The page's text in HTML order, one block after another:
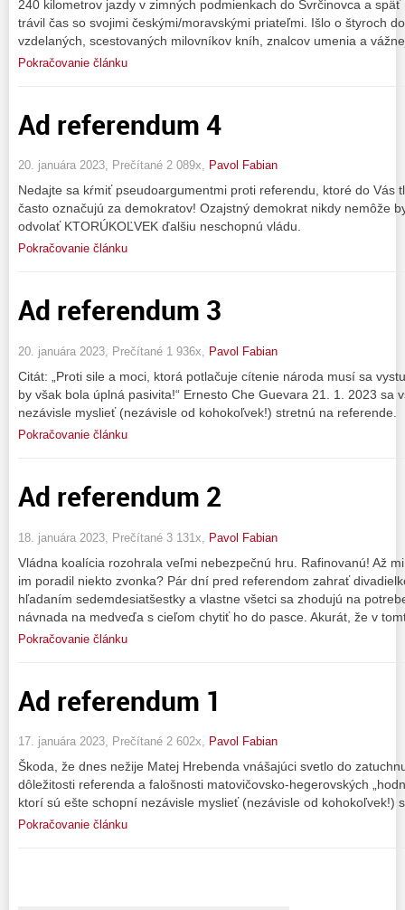
240 kilometrov jazdy v zimných podmienkach do Svrčinovca a
trávil čas so svojimi českými/moravskými priateľmi. Išlo o štyroch
vzdelaných, scestovaných milovníkov kníh, znalcov umenia a
Pokračovanie článku
Ad referendum 4
20. januára 2023, Prečítané 2 089x, Pavol Fabian
Nedajte sa kŕmiť pseudoargumentmi proti referendu, ktoré do Vás
často označujú za demokratov! Ozajstný demokrat nikdy nemôže
odvolať KTORÚKOĽVEK ďalšiu neschopnú vládu.
Pokračovanie článku
Ad referendum 3
20. januára 2023, Prečítané 1 936x, Pavol Fabian
Citát: „Proti sile a moci, ktorá potlačuje cítenie národa musí sa
by však bola úplná pasivita!“ Ernesto Che Guevara 21. 1. 2023 sa
nezávisle myslieť (nezávisle od kohokoľvek!) stretnú na referende.
Pokračovanie článku
Ad referendum 2
18. januára 2023, Prečítané 3 131x, Pavol Fabian
Vládna koalícia rozohrala veľmi nebezpečnú hru. Rafinovanú! Až
im poradil niekto zvonka? Pár dní pred referendom zahrať
hľadaním sedemdesiatšestky a vlastne všetci sa zhodujú na
návnada na medveďa s cieľom chytiť ho do pasce. Akurát, že v
Pokračovanie článku
Ad referendum 1
17. januára 2023, Prečítané 2 602x, Pavol Fabian
Škoda, že dnes nežije Matej Hrebenda vnášajúci svetlo do
dôležitosti referenda a falošnosti matovičovsko-hegerovských
ktorí sú ešte schopní nezávisle myslieť (nezávisle od kohokoľvek!)
Pokračovanie článku